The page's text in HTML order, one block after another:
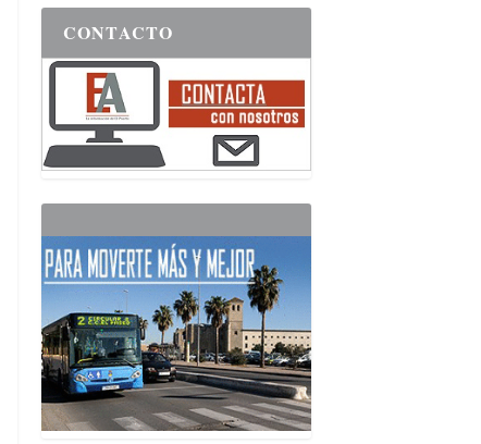
CONTACTO